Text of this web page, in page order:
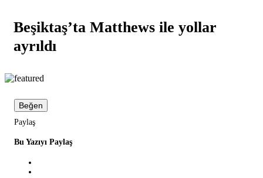
Beşiktaş’ta Matthews ile yollar
ayrıldı
Beğen
Paylaş
Bu Yazıyı Paylaş